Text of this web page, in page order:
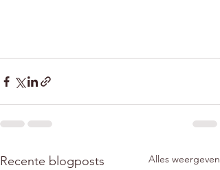
Recente blogposts Alles weergeven